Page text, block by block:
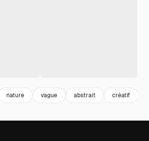
nature vague abstrait créatif